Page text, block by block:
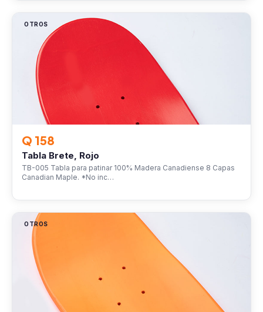
OTROS
Q 158
Tabla Brete, Rojo
TB-005 Tabla para patinar 100% Madera Canadiense 8 Capas
Canadian Maple. *No inc…
OTROS